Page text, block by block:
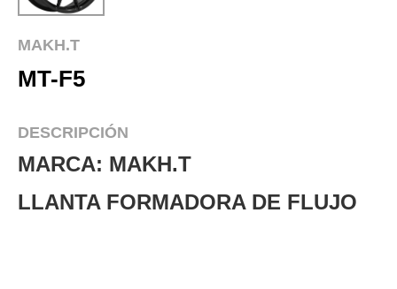
MAKH.T
MT-F5
DESCRIPCIÓN
MARCA: MAKH.T
LLANTA FORMADORA DE FLUJO